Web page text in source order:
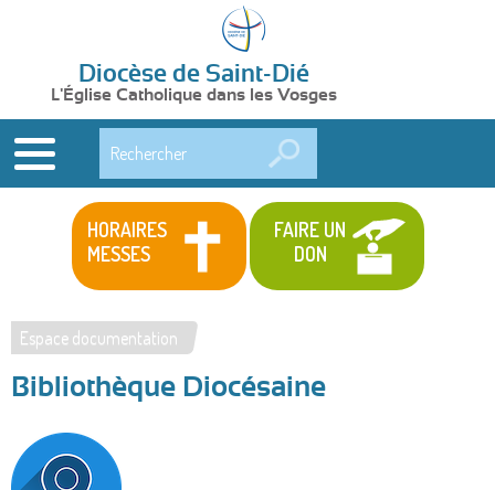
Diocèse de Saint-Dié
L'Église Catholique dans les Vosges
HORAIRES
MESSES
FAIRE UN
DON
Vous
êtes
ici
Espace documentation
Bibliothèque Diocésaine